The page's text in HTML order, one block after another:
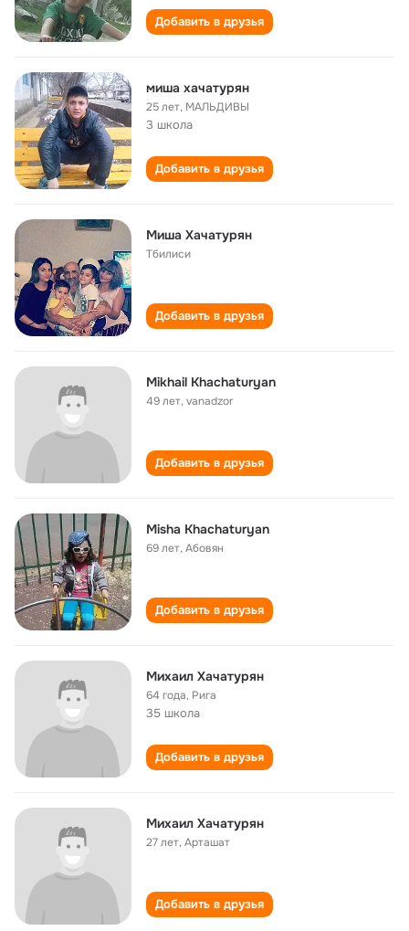
Добавить в друзья
миша хачатурян
25 лет, МАЛЬДИВЫ
3 школа
Добавить в друзья
Миша Хачатурян
Тбилиси
Добавить в друзья
Mikhail Khachaturyan
49 лет,vanadzor
Добавить в друзья
Misha Khachaturyan
69 лет,Абовян
Добавить в друзья
Михаил Хачатурян
64 года, Рига
35 школа
Добавить в друзья
Михаил Хачатурян
27 лет,Арташат
Добавить в друзья